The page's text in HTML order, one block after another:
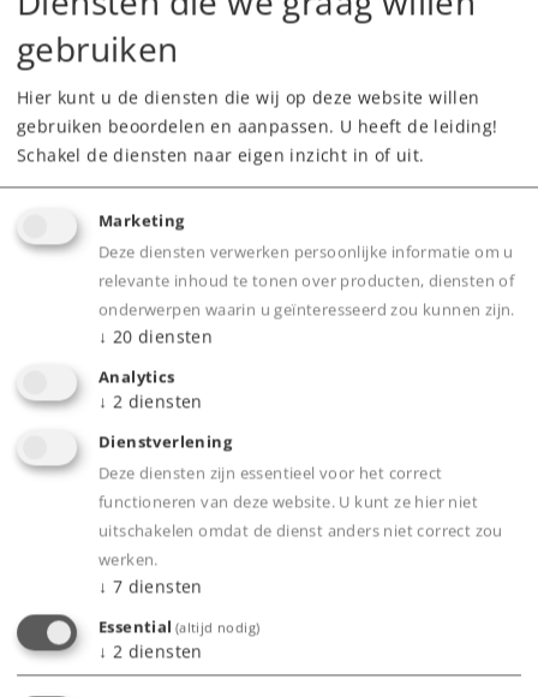
Highlights
Volledig nieuw uiterst gedetailleerd
ontworpen model van persgietzink met los
gemonteerde onderdelen van messing
centrifugaal gietwerk.
Uiterst gedetailleerd Profi model.
Bij digitaal bedrijf motorisch op en neer
beweegbare pantografen.
Digitaal bedienbare Telex-koppeling voor en
achter.
Uiterst omvangrijke geluidsbibliotheek.
Stuurtafel verlichting.
Buffercondensator.
Schroefkoppelingen voor voor en achter
worden meegeleverd.
gebruiken
Hier kunt u de diensten die wij op deze website willen
gebruiken beoordelen en aanpassen. U heeft de leiding!
Schakel de diensten naar eigen inzicht in of uit.
Marketing
Deze diensten verwerken persoonlijke informatie om u
relevante inhoud te tonen over producten, diensten of
onderwerpen waarin u geïnteresseerd zou kunnen zijn.
↓ 20 diensten
Analytics
↓ 2 diensten
Dienstverlening
Deze diensten zijn essentieel voor het correct
functioneren van deze website. U kunt ze hier niet
uitschakelen omdat de dienst anders niet correct zou
werken.
↓ 7 diensten
Essential (altijd nodig)
↓ 2 diensten